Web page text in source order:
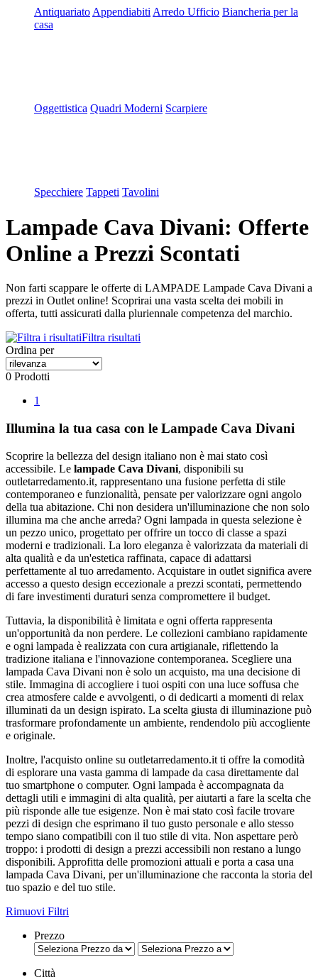
Antiquariato Appendiabiti Arredo Ufficio Biancheria per la
casa
Oggettistica Quadri Moderni Scarpiere
Specchiere Tappeti Tavolini
Lampade Cava Divani: Offerte
Online a Prezzi Scontati
Non farti scappare le offerte di LAMPADE Lampade Cava Divani a
prezzi in Outlet online! Scoprirai una vasta scelta dei mobili in
offerta, tutti assicurati dalla pluriennale competenza del marchio.
Filtra risultati
Ordina per
0 Prodotti
1
Illumina la tua casa con le Lampade Cava Divani
Scoprire la bellezza del design italiano non è mai stato così
accessibile. Le lampade Cava Divani, disponibili su
outletarredamento.it, rappresentano una fusione perfetta di stile
contemporaneo e funzionalità, pensate per valorizzare ogni angolo
della tua abitazione. Chi non desidera un'illuminazione che non solo
illumina ma che anche arreda? Ogni lampada in questa selezione è
un pezzo unico, progettato per offrire un tocco di classe a spazi
moderni e tradizionali. La loro eleganza è valorizzata da materiali di
alta qualità e da un'estetica raffinata, capace di adattarsi
perfettamente al tuo arredamento. Acquistare in outlet significa avere
accesso a questo design eccezionale a prezzi scontati, permettendo
di fare investimenti duraturi senza compromettere il budget.
Tuttavia, la disponibilità è limitata e ogni offerta rappresenta
un'opportunità da non perdere. Le collezioni cambiano rapidamente
e ogni lampada è realizzata con cura artigianale, riflettendo la
tradizione italiana e l'innovazione contemporanea. Scegliere una
lampada Cava Divani non è solo un acquisto, ma una decisione di
stile. Immagina di accogliere i tuoi ospiti con una luce soffusa che
crea atmosfere calde e avvolgenti, o di dedicarti a momenti di relax
illuminati da un design ispirato. La scelta giusta di illuminazione può
trasformare profondamente un ambiente, rendendolo più accogliente
e originale.
Inoltre, l'acquisto online su outletarredamento.it ti offre la comodità
di esplorare una vasta gamma di lampade da casa direttamente dal
tuo smartphone o computer. Ogni lampada è accompagnata da
dettagli utili e immagini di alta qualità, per aiutarti a fare la scelta che
più risponde alle tue esigenze. Non è mai stato così facile trovare
pezzi di design che esprimano il tuo gusto personale e allo stesso
tempo siano compatibili con il tuo stile di vita. Non aspettare però
troppo: i prodotti di design a prezzi accessibili non restano a lungo
disponibili. Approfitta delle promozioni attuali e porta a casa una
lampada Cava Divani, per un'illuminazione che racconta la storia del
tuo spazio e del tuo stile.
Rimuovi Filtri
Prezzo
Città